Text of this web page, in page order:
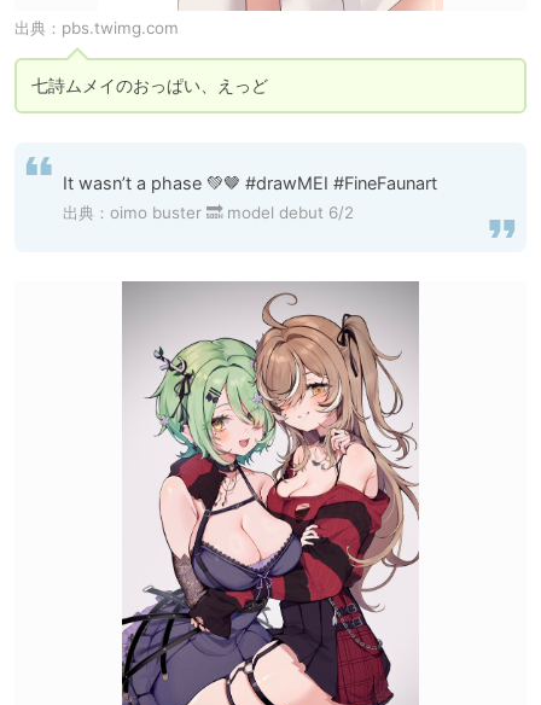
出典： pbs.twimg.com
七詩ムメイのおっぱい、えっど
It wasn’t a phase 💚🤎 #drawMEI #FineFaunart
出典： oimo buster 🔜 model debut 6/2